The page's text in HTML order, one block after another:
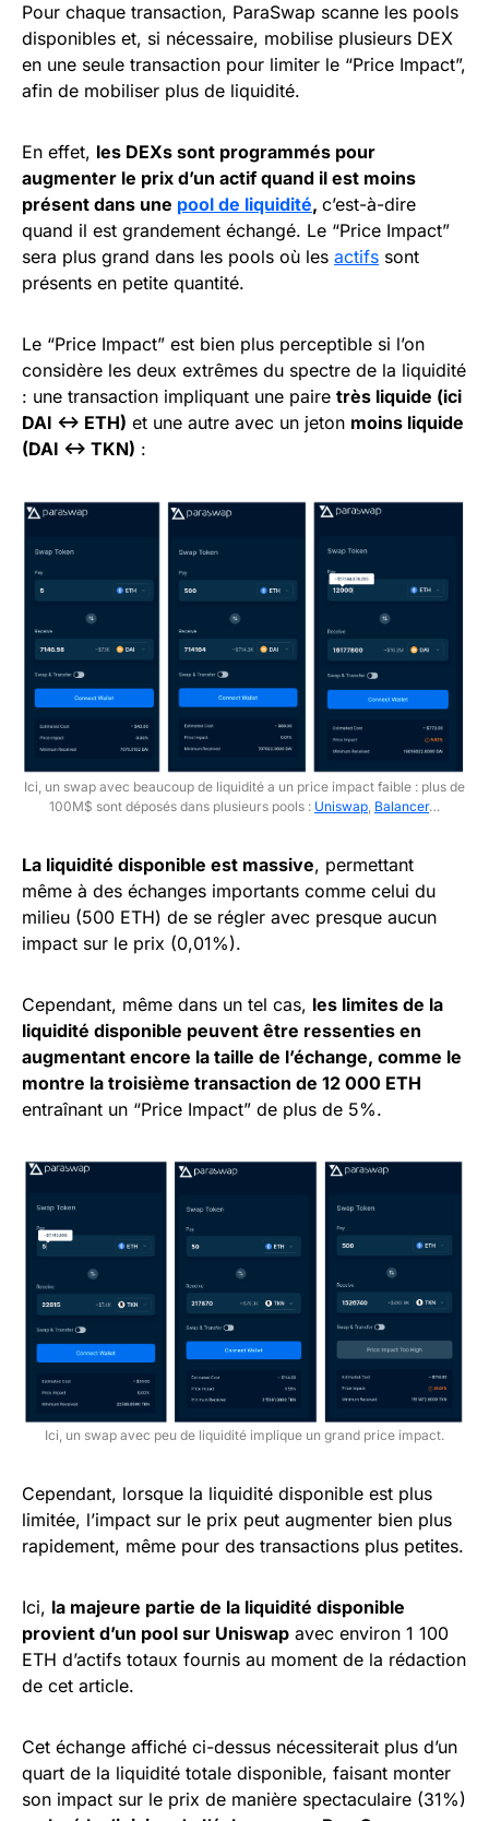
Pour chaque transaction, ParaSwap scanne les pools
disponibles et, si nécessaire, mobilise plusieurs DEX
en une seule transaction pour limiter le “Price Impact”,
afin de mobiliser plus de liquidité.
En effet, les DEXs sont programmés pour
augmenter le prix d’un actif quand il est moins
présent dans une pool de liquidité, c’est-à-dire
quand il est grandement échangé. Le “Price Impact”
sera plus grand dans les pools où les actifs sont
présents en petite quantité.
Le “Price Impact” est bien plus perceptible si l’on
considère les deux extrêmes du spectre de la liquidité
: une transaction impliquant une paire très liquide (ici
DAI <-> ETH) et une autre avec un jeton moins liquide
(DAI <-> TKN) :
Ici, un swap avec beaucoup de liquidité a un price impact faible : plus de
100M$ sont déposés dans plusieurs pools : Uniswap, Balancer…
La liquidité disponible est massive, permettant
même à des échanges importants comme celui du
milieu (500 ETH) de se régler avec presque aucun
impact sur le prix (0,01%).
Cependant, même dans un tel cas, les limites de la
liquidité disponible peuvent être ressenties en
augmentant encore la taille de l’échange, comme le
montre la troisième transaction de 12 000 ETH
entraînant un “Price Impact” de plus de 5%.
Ici, un swap avec peu de liquidité implique un grand price impact.
Cependant, lorsque la liquidité disponible est plus
limitée, l’impact sur le prix peut augmenter bien plus
rapidement, même pour des transactions plus petites.
Ici, la majeure partie de la liquidité disponible
provient d’un pool sur Uniswap avec environ 1 100
ETH d’actifs totaux fournis au moment de la rédaction
de cet article.
Cet échange affiché ci-dessus nécessiterait plus d’un
quart de la liquidité totale disponible, faisant monter
son impact sur le prix de manière spectaculaire (31%)